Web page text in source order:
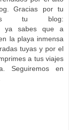
Gracias por tu
tu blog:
, ya sabes que a
la playa inmensa
tuyas y por el
a tus viajes
Seguiremos en